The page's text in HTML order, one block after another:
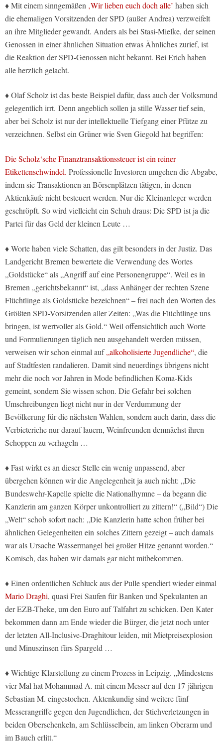
♦ Mit einem sinngemäßen ‚Wir lieben euch doch alle’ haben sich
die ehemaligen Vorsitzenden der SPD (außer Andrea) verzweifelt
an ihre Mitglieder gewandt. Anders als bei Stasi-Mielke, der seinen
Genossen in einer ähnlichen Situation etwas Ähnliches zurief, ist
die Reaktion der SPD-Genossen nicht bekannt. Bei Erich haben
alle herzlich gelacht.
♦ Olaf Scholz ist das beste Beispiel dafür, dass auch der Volksmund
gelegentlich irrt. Denn angeblich sollen ja stille Wasser tief sein,
aber bei Scholz ist nur der intellektuelle Tiefgang einer Pfütze zu
verzeichnen. Selbst ein Grüner wie Sven Giegold hat begriffen:
Die Scholz‘sche Finanztransaktionssteuer ist ein reiner
Etikettenschwindel. Professionelle Investoren umgehen die Abgabe,
indem sie Transaktionen an Börsenplätzen tätigen, in denen
Aktienkäufe nicht besteuert werden. Nur die Kleinanleger werden
geschröpft. So wird vielleicht ein Schuh draus: Die SPD ist ja die
Partei für das Geld der kleinen Leute …
♦ Worte haben viele Schatten, das gilt besonders in der Justiz. Das
Landgericht Bremen bewertete die Verwendung des Wortes
„Goldstücke“ als „Angriff auf eine Personengruppe“. Weil es in
Bremen „gerichtsbekannt“ ist, „dass Anhänger der rechten Szene
Flüchtlinge als Goldstücke bezeichnen“ – frei nach den Worten des
Größten SPD-Vorsitzenden aller Zeiten: „Was die Flüchtlinge uns
bringen, ist wertvoller als Gold.“ Weil offensichtlich auch Worte
und Formulierungen täglich neu ausgehandelt werden müssen,
verweisen wir schon einmal auf„alkoholisierte Jugendliche“, die
auf Stadtfesten randalieren. Damit sind neuerdings übrigens nicht
mehr die noch vor Jahren in Mode befindlichen Koma-Kids
gemeint, sondern Sie wissen schon. Die Gefahr bei solchen
Umschreibungen liegt nicht nur in der Verdummung der
Bevölkerung für die nächsten Wahlen, sondern auch darin, dass die
Verbieteriche nur darauf lauern, Weinfreunden demnächst ihren
Schoppen zu verhageln …
♦ Fast wirkt es an dieser Stelle ein wenig unpassend, aber
übergehen können wir die Angelegenheit ja auch nicht: „Die
Bundeswehr-Kapelle spielte die Nationalhymne – da begann die
Kanzlerin am ganzen Körper unkontrolliert zu zittern!“ („Bild“) Die
„Welt“ schob sofort nach: „Die Kanzlerin hatte schon früher bei
ähnlichen Gelegenheiten ein solches Zittern gezeigt – auch damals
war als Ursache Wassermangel bei großer Hitze genannt worden.“
Komisch, das haben wir damals gar nicht mitbekommen.
♦ Einen ordentlichen Schluck aus der Pulle spendiert wieder einmal
Mario Draghi, quasi Frei Saufen für Banken und Spekulanten an
der EZB-Theke, um den Euro auf Talfahrt zu schicken. Den Kater
bekommen dann am Ende wieder die Bürger, die jetzt noch unter
der letzten All-Inclusive-Draghitour leiden, mit Mietpreisexplosion
und Minuszinsen fürs Spargeld …
♦ Wichtige Klarstellung zu einem Prozess in Leipzig. „Mindestens
vier Mal hat Mohammad A. mit einem Messer auf den 17-jährigen
Sebastian M. eingestochen. Aktenkundig sind weitere fünf
Messerangriffe gegen den Jugendlichen, der Stichverletzungen in
beiden Oberschenkeln, am Schlüsselbein, am linken Oberarm und
im Bauch erlitt.“